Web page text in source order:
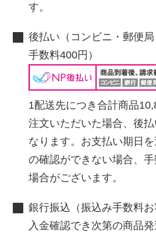
す。
後払い（コンビニ・郵便
手数料400円）
1配送先につき合計商品
注文いただいた場合、後
なります。お支払い期日
の確認ができない場合、
場合がございます。
銀行振込（振込み手数料お
入金確認でき次第の商品発